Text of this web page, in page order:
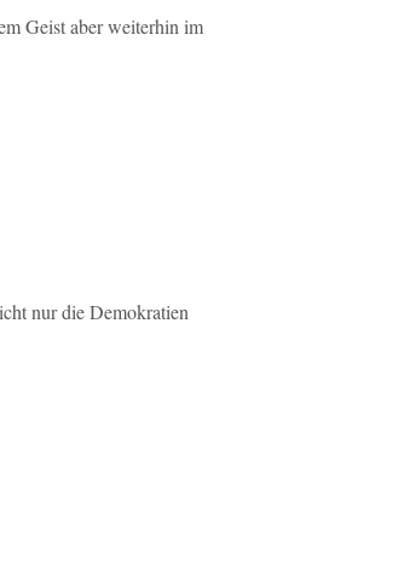
Geist aber weiterhin im
nur die Demokratien